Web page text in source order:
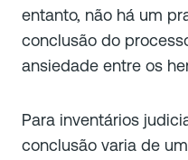
entanto, não há um
conclusão do
ansiedade entre os
Para inventários
conclusão varia de